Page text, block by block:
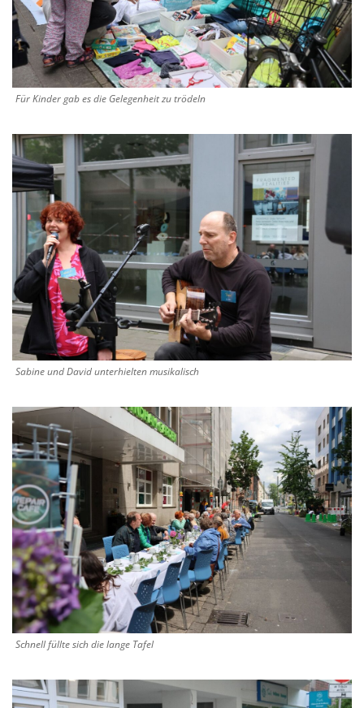
Für Kinder gab es die Gelegenheit zu trödeln
Sabine und David unterhielten musikalisch
Schnell füllte sich die lange Tafel